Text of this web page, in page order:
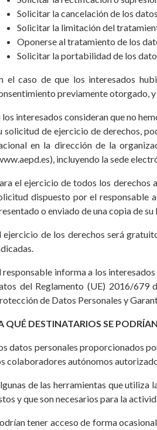
Solicitar la cancelación de los datos
Solicitar la limitación del
Oponerse al tratamiento de los
Solicitar la portabilidad de los
el caso de que los interesados
previamente otorgado,
los interesados consideran que no
solicitud de ejercicio de derechos,
en la dirección de la
incluyendo la sede
el ejercicio de todos los
dispuesto por el responsable
o enviado de una copia de
ejercicio de los derechos será
responsable informa a los
del Reglamento (UE) 2016/679
de Datos Personales y
QUÉ DESTINATARIOS SE
datos personales proporcionados
colaboradores autónomos
de las herramientas que
y que son necesarios para la
tener acceso de forma